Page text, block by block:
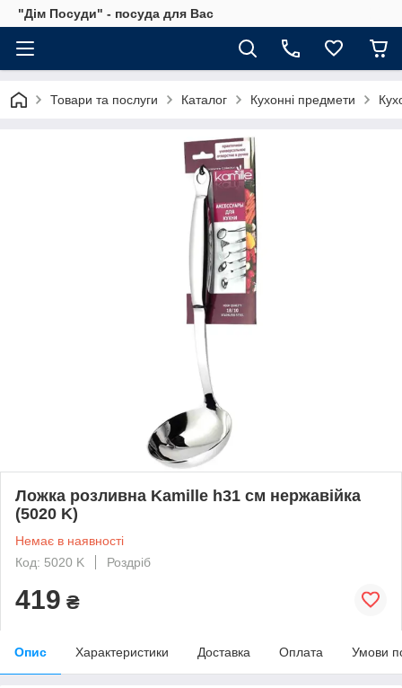
"Дім Посуди" - посуда для Вас
Товари та послуги Каталог Кухонні предмети
Ложка розливна Kamille h31 см нержавійка
(5020 K)
Немає в наявності
Код: 5020 K
Роздріб
419 ₴
Опис Характеристики Доставка Оплата Умови